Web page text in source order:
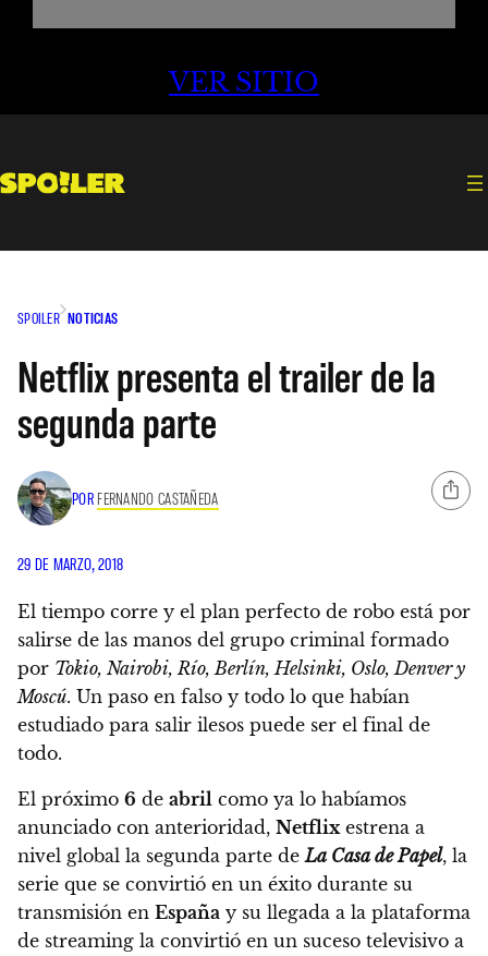
VER SITIO
SPOILER NOTICIAS
Netflix presenta el trailer de la
segunda parte
POR FERNANDO CASTAÑEDA
29 DE MARZO, 2018
El tiempo corre y el plan perfecto de robo está por
salirse de las manos del grupo criminal formado
por Tokio, Nairobi, Río, Berlín, Helsinki, Oslo, Denver y
Moscú. Un paso en falso y todo lo que habían
estudiado para salir ilesos puede ser el final de
todo.
El próximo 6 de abril como ya lo habíamos
anunciado con anterioridad, Netflix estrena a
nivel global la segunda parte de La Casa de Papel, la
serie que se convirtió en un éxito durante su
transmisión en España y su llegada a la plataforma
de streaming la convirtió en un suceso televisivo a